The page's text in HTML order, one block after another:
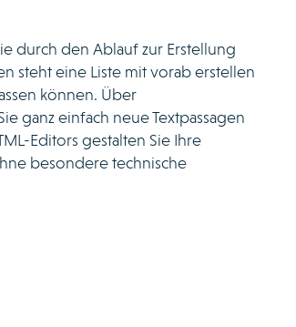
durch den Ablauf zur Erstellung
steht eine Liste mit vorab erstellen
können. Über
ganz einfach neue Textpassagen
Editors gestalten Sie Ihre
besondere technische